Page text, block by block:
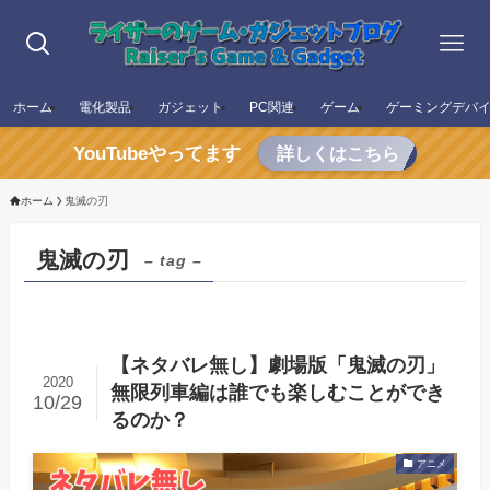
ホーム 電化製品 ガジェット PC関連 ゲーム ゲーミングデバ
YouTubeやってます 詳しくはこちら
ホーム 鬼滅の刃
鬼滅の刃 – tag –
【ネタバレ無し】劇場版「鬼滅の刃」
無限列車編は誰でも楽しむことができ
るのか？
2020
10/29
アニメ